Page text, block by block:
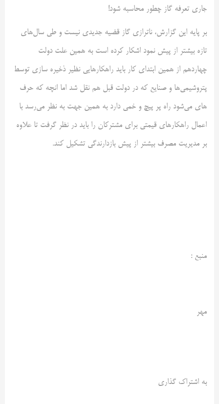
جاری تعرفه گاز چطور محاسبه شود!
بر پایه این گزارش، ناترازی گاز قضیه جدیدی نیست و طی سال‌های
تازه بیشتر از پیش نمود اشکار کرده است به همین علت دولت
چهاردهم از همین ابتدای کار باید راهکارهایی نظیر ذخیره سازی توسط
پتروشیمی‌ها و صنایع که در دولت قبل هم نقل شد اما انچه که حرف
های می‌شود راه پر پیچ و خمی دارد به همین جهت به نظر می‌رسد با
اعمال راهکارهای قیمتی برای مشترکان را باید در نظر گرفت تا علاوه
بر مدیریت مصرف بیشتر از پیش بازدارندگی تشکیل کند.
منبع :
مهر
به اشتراک گذاری